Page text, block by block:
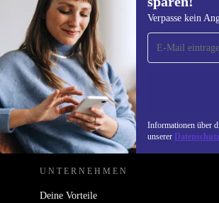
Verpasse kein
Informationen über
unserer
Erstmals zum
anmelden, 15 € sparen!
Verpasse kein Angebot
REFURBED DEUTSCHLAND -
UNTERNEHMEN
Deine Vorteile